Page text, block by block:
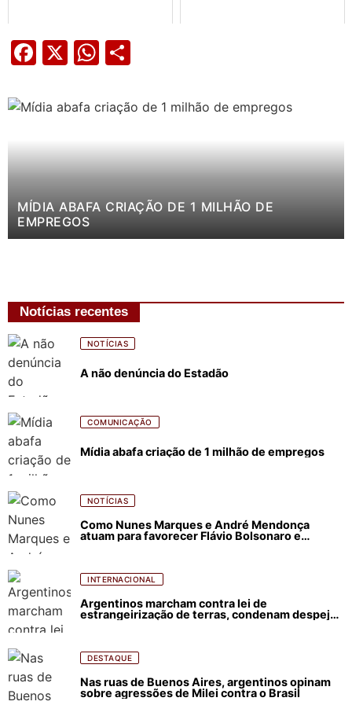
Facebook
X WhatsApp
MÍDIA ABAFA CRIAÇÃO DE 1 MILHÃO DE
EMPREGOS
Notícias recentes
NOTÍCIAS
A não denúncia do Estadão
COMUNICAÇÃO
Mídia abafa criação de 1 milhão de empregos
NOTÍCIAS
Como Nunes Marques e André Mendonça
atuam para favorecer Flávio Bolsonaro e
INTERNACIONAL
Argentinos marcham contra lei de
estrangeirização de terras, condenam despejos
DESTAQUE
Nas ruas de Buenos Aires, argentinos opinam
sobre agressões de Milei contra o Brasil